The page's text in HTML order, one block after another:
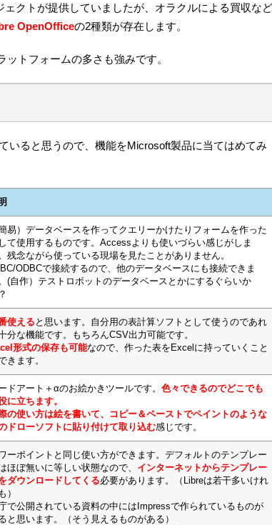
クトが提供していましたが、オラクルによる買収など
OpenOfficeの2種類が存在します。
ットフォームの多さも強みです。
いると思うので、機能をMicrosoft製品に当てはめてみ
簡易）データベースを作ってクエリーかけたりフォームを作った
て使用するものです。Accessよりも使いづらい感じがしま
残念ながら使っている現場を見たことがありません。
ODBCで接続するので、他のデータベースにも接続できま
(自作）テストロボットのデータベースとかにするぐらいか
使えると思います。自分用の表計算ソフトとして使うのであれ
分な機能です。もちろんCSV出力可能です。
形式の保存も可能なので、作った表をExcelに持っていくこと
きます。
ドアート＋αのお絵かきツールです。 色々できるのでどこでも
に立ちます。
の使い方は絵を書いて、コピー＆ペーストでペイントのような
ドローソフトに貼り付けて取り込む感じです。
ーポイントと同じ使い方ができます。デフォルトのテンプレー
ほぼ無いに等しい状態なので、 インターネットからテンプレー
ダウンロードしてくる必要があります。（Libreは若干多いけれ
）
で公開されている資料の中にはImpressで作られているものが
と思います。（そう見えるものがある）